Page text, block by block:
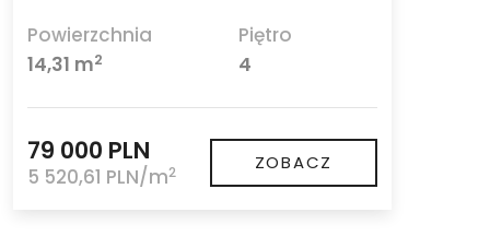
Powierzchnia
14,31 m2
Piętro
4
79 000 PLN
5 520,61 PLN/m2 ZOBACZ